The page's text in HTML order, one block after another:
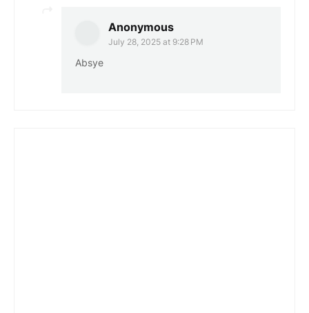
Anonymous
July 28, 2025 at 9:28 PM
Absye